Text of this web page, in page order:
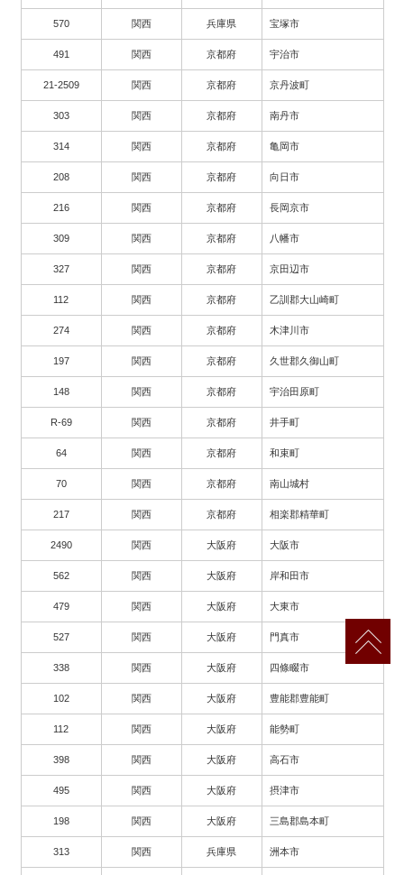
570 関西 兵庫県 宝塚市
491 関西 京都府 宇治市
21-2509 関西 京都府 京丹波町
303 関西 京都府 南丹市
314 関西 京都府 亀岡市
208 関西 京都府 向日市
216 関西 京都府 長岡京市
309 関西 京都府 八幡市
327 関西 京都府 京田辺市
112 関西 京都府 乙訓郡大山崎町
274 関西 京都府 木津川市
197 関西 京都府 久世郡久御山町
148 関西 京都府 宇治田原町
R-69 関西 京都府 井手町
64 関西 京都府 和束町
70 関西 京都府 南山城村
217 関西 京都府 相楽郡精華町
2490 関西 大阪府 大阪市
562 関西 大阪府 岸和田市
479 関西 大阪府 大東市
527 関西 大阪府 門真市
338 関西 大阪府 四條畷市
102 関西 大阪府 豊能郡豊能町
112 関西 大阪府 能勢町
398 関西 大阪府 高石市
495 関西 大阪府 摂津市
198 関西 大阪府 三島郡島本町
313 関西 兵庫県 洲本市